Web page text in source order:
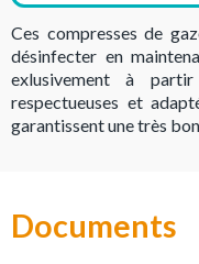
Ces compresses de
désinfecter en
exlusivement à
respectueuses et
garantissent une très
Documents